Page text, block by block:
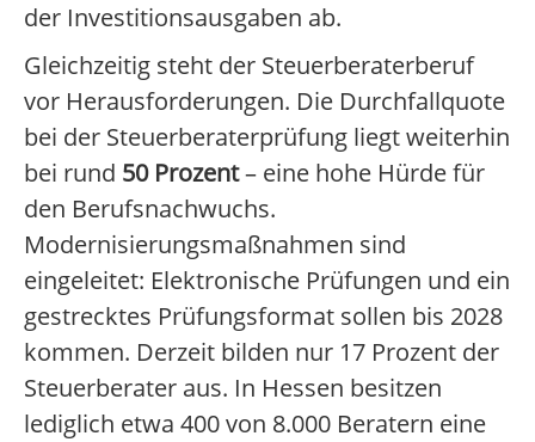
der Investitionsausgaben ab.
Gleichzeitig steht der Steuerberaterberuf
vor Herausforderungen. Die Durchfallquote
bei der Steuerberaterprüfung liegt weiterhin
bei rund 50 Prozent– eine hohe Hürde für
den Berufsnachwuchs.
Modernisierungsmaßnahmen sind
eingeleitet: Elektronische Prüfungen und ein
gestrecktes Prüfungsformat sollen bis 2028
kommen. Derzeit bilden nur 17 Prozent der
Steuerberater aus. In Hessen besitzen
lediglich etwa 400 von 8.000 Beratern eine